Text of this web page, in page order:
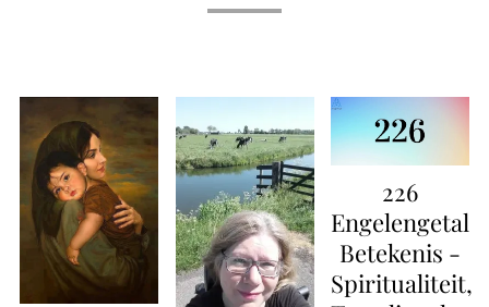
226
Engelengetal
Betekenis -
Spiritualiteit,